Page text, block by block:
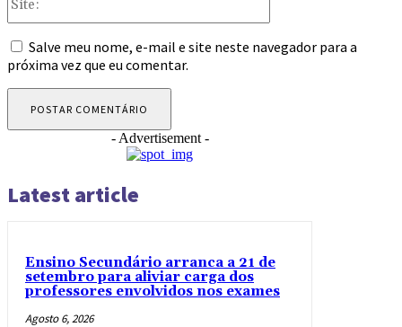
Salve meu nome, e-mail e site neste navegador para a
próxima vez que eu comentar.
- Advertisement -
Latest article
Ensino Secundário arranca a 21 de
setembro para aliviar carga dos
professores envolvidos nos exames
Agosto 6, 2026